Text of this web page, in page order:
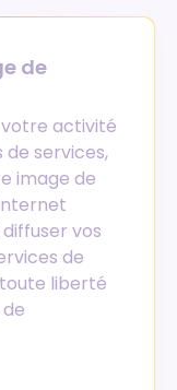
de
votre activité
services,
image de
vos
de
liberté